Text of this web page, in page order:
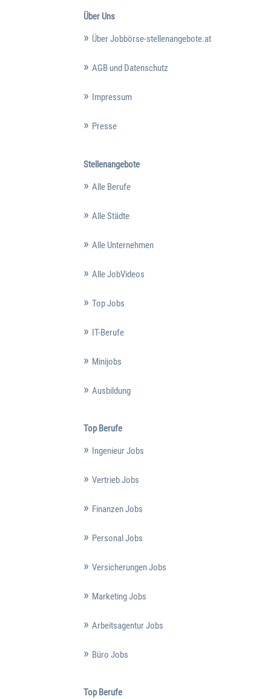
Über Uns
Über Jobbörse-stellenangebote.at
AGB und Datenschutz
Impressum
Presse
Stellenangebote
Alle Berufe
Alle Städte
Alle Unternehmen
Alle JobVideos
Top Jobs
IT-Berufe
Minijobs
Ausbildung
Top Berufe
Ingenieur Jobs
Vertrieb Jobs
Finanzen Jobs
Personal Jobs
Versicherungen Jobs
Marketing Jobs
Arbeitsagentur Jobs
Büro Jobs
Top Berufe